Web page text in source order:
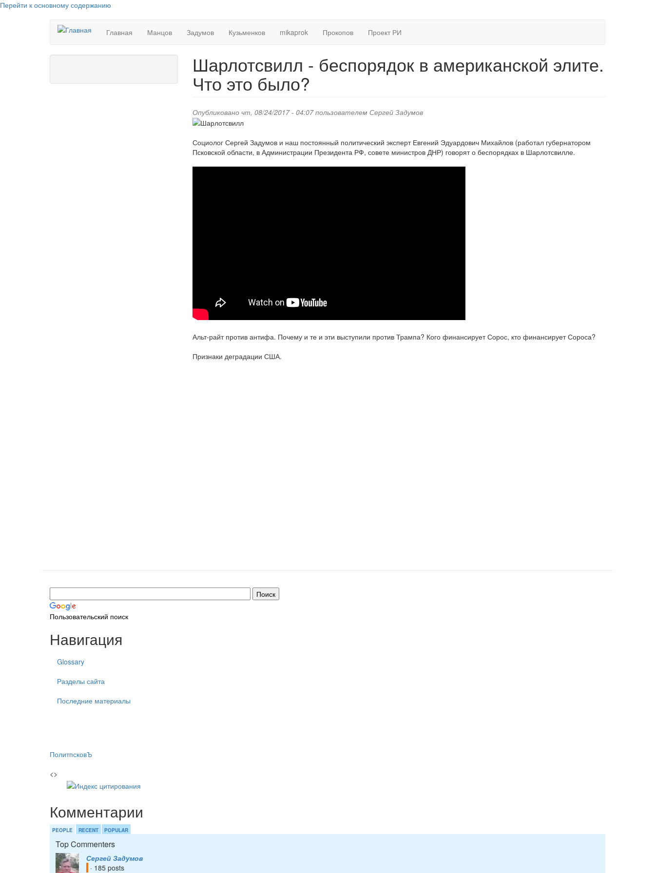
Перейти к основному содержанию
Главная Манцов Задумов Кузьменков mikaprok Прокопов Проект РИ
Шарлотсвилл - беспорядок в американской элите.
Что это было?
Опубликовано чт, 08/24/2017 - 04:07 пользователем Сергей Задумов
Социолог Сергей Задумов и наш постоянный политический эксперт Евгений Эдуардович Михайлов (работал губернатором
Псковской области, в Администрации Президента РФ, совете министров ДНР) говорят о беспорядках в Шарлотсвилле.
Альт-райт против антифа. Почему и те и эти выступили против Трампа? Кого финансирует Сорос, кто финансирует Сороса?
Признаки деградации США.
Пользовательский поиск
Навигация
Glossary
Разделы сайта
Последние материалы
ПолитпсковЪ
<>
Комментарии
PEOPLE RECENT POPULAR
Top Commenters
Сергей Задумов
· 185 posts